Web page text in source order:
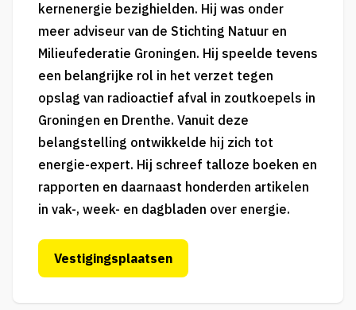
kernenergie bezighielden. Hij was onder
meer adviseur van de Stichting Natuur en
Milieufederatie Groningen. Hij speelde tevens
een belangrijke rol in het verzet tegen
opslag van radioactief afval in zoutkoepels in
Groningen en Drenthe. Vanuit deze
belangstelling ontwikkelde hij zich tot
energie-expert. Hij schreef talloze boeken en
rapporten en daarnaast honderden artikelen
in vak-, week- en dagbladen over energie.
Vestigingsplaatsen